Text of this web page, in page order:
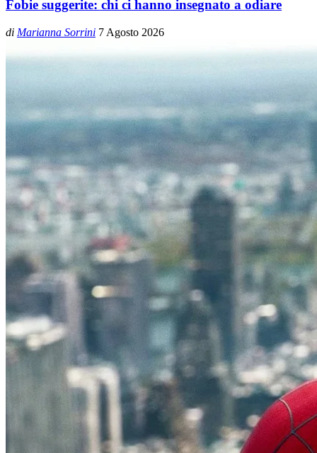
Fobie suggerite: chi ci hanno insegnato a odiare
di Marianna Sorrini 7 Agosto 2026